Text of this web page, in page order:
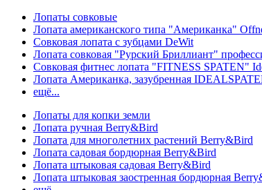
Лопаты совковые
Лопата американского типа "Американка"
Совковая лопата с зубцами DeWit
Лопата совковая "Рурский Бриллиант"
Совковая фитнес лопата "FITNESS SPATEN"
Лопата Американка, зазубренная
ещё...
Лопаты для копки земли
Лопата ручная Berry&Bird
Лопата для многолетних растений Berry&Bird
Лопата садовая бордюрная Berry&Bird
Лопата штыковая садовая Berry&Bird
Лопата штыковая заостренная бордюрная